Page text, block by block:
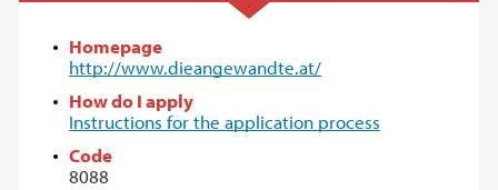
Homepage
http://www.dieangewandte.at/
How do I apply
Instructions for the application process
Code
8088